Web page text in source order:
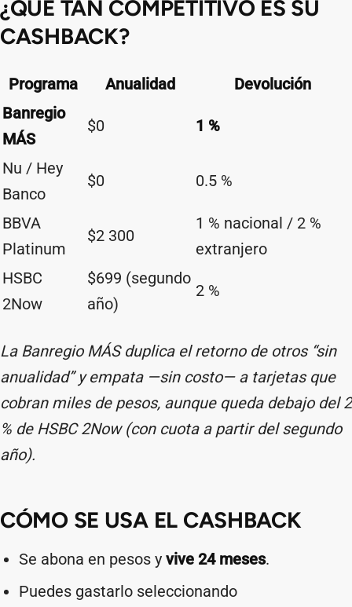
¿QUÉ TAN COMPETITIVO ES SU
CASHBACK?
Programa Anualidad
Devolución
Banregio
MÁS
$0 1 %
Nu / Hey
Banco
$0 0.5 %
BBVA
Platinum
$2 300
1 % nacional / 2 %
extranjero
HSBC
2Now
$699 (segundo
año)
2 %
La Banregio MÁS duplica el retorno de otros “sin
anualidad” y empata —sin costo— a tarjetas que
cobran miles de pesos, aunque queda debajo del 2
% de HSBC 2Now (con cuota a partir del segundo
año).
CÓMO SE USA EL CASHBACK
Se abona en pesos y vive 24 meses.
Puedes gastarlo seleccionando